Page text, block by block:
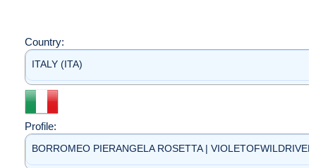
Country:
ITALY (ITA)
Profile:
BORROMEO PIERANGELA ROSETTA |